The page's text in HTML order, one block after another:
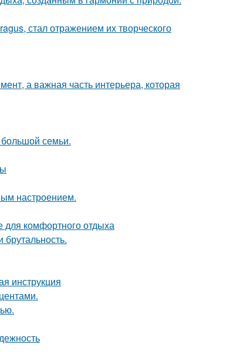
стал отражением их творческого
а важная часть интерьера, которая
большой семьи.
настроением.
для комфортного отдыха
инструкция